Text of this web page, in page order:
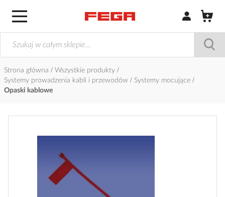
Zaloguj się /
Strona główna
Wszystkie produkty
Systemy prowadzenia kabli i przewodów
Systemy mocujące
Opaski kablowe